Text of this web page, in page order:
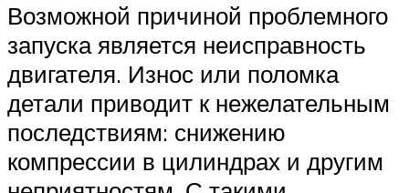
Возможной причиной проблемного
запуска является неисправность
двигателя. Износ или поломка
детали приводит к нежелательным
последствиям: снижению
компрессии в цилиндрах и другим